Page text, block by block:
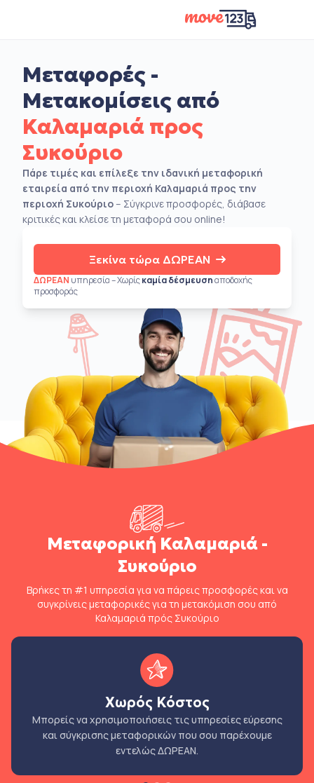
Μεταφορές -
Μετακομίσεις από
Καλαμαριά προς
Συκούριο
Πάρε τιμές και επίλεξε την ιδανική μεταφορική
εταιρεία από την περιοχή Καλαμαριά προς την
περιοχή Συκούριο – Σύγκρινε προσφορές, διάβασε
κριτικές και κλείσε τη μεταφορά σου online!
Ξεκίνα τώρα ΔΩΡΕΑΝ
ΔΩΡΕΑΝ υπηρεσία – Χωρίςκαμία δέσμευσηαποδοχής
προσφοράς
Μεταφορική Καλαμαριά -
Συκούριο
Βρήκες τη #1 υπηρεσία για να πάρεις προσφορές και να
συγκρίνεις μεταφορικές για τη μετακόμιση σου από
Καλαμαριά πρός Συκούριο
Χωρός Κόστος
Μπορείς να χρησιμοποιήσεις τις υπηρεσίες εύρεσης
και σύγκρισης μεταφορικών που σου παρέχουμε
εντελώς ΔΩΡΕΑΝ.